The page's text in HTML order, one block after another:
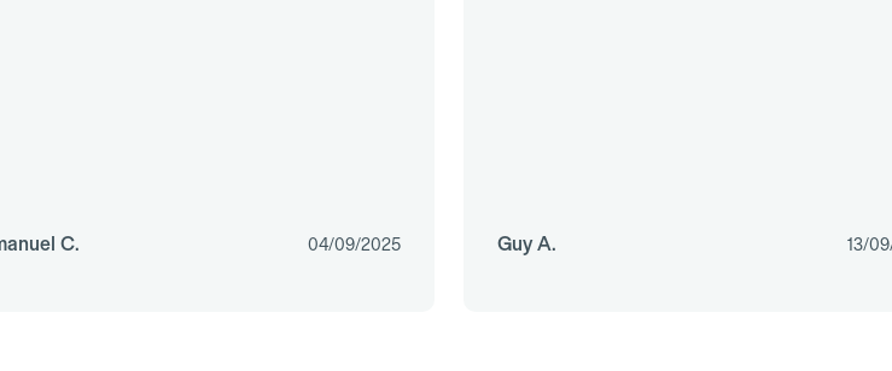
C. 04/09/2025 Guy A. 13/